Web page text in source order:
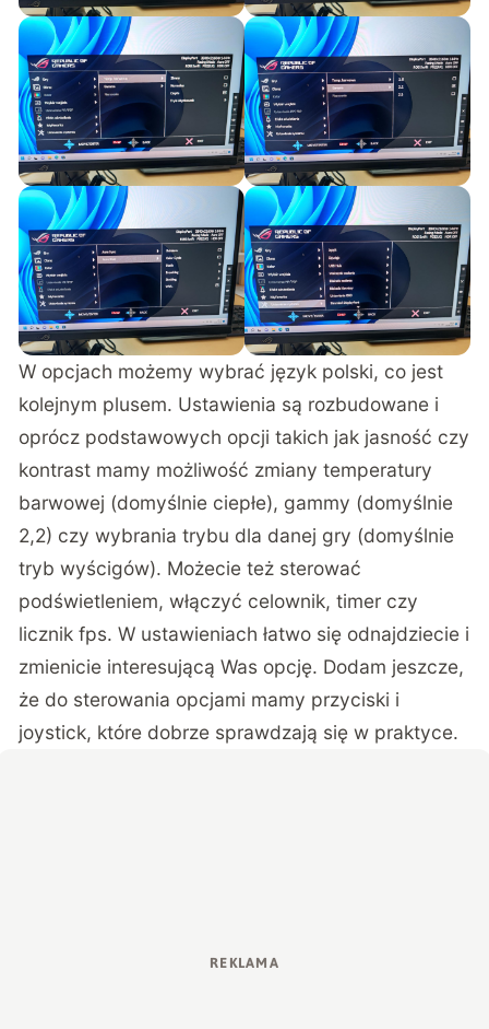
W opcjach możemy wybrać język polski, co jest
kolejnym plusem. Ustawienia są rozbudowane i
oprócz podstawowych opcji takich jak jasność czy
kontrast mamy możliwość zmiany temperatury
barwowej (domyślnie ciepłe), gammy (domyślnie
2,2) czy wybrania trybu dla danej gry (domyślnie
tryb wyścigów). Możecie też sterować
podświetleniem, włączyć celownik, timer czy
licznik fps. W ustawieniach łatwo się odnajdziecie i
zmienicie interesującą Was opcję. Dodam jeszcze,
że do sterowania opcjami mamy przyciski i
joystick, które dobrze sprawdzają się w praktyce.